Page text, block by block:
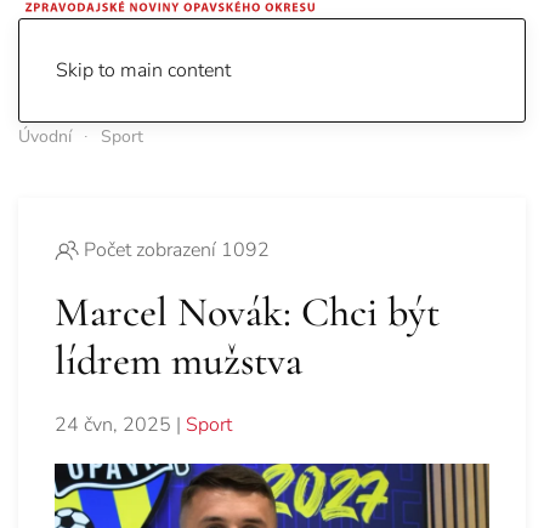
Skip to main content
Úvodní Sport
Počet zobrazení 1092
Marcel Novák: Chci být
lídrem mužstva
24 čvn, 2025 | Sport